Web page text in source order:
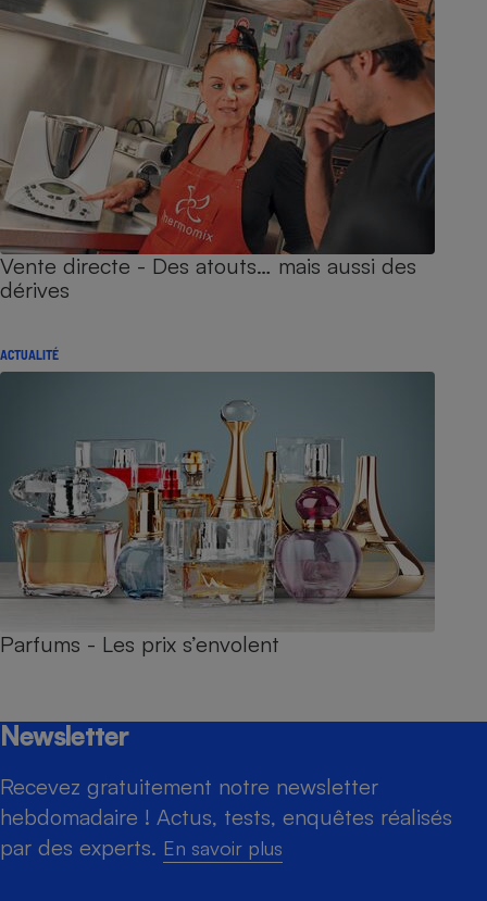
Vente directe - Des atouts… mais aussi des
dérives
ACTUALITÉ
Parfums - Les prix s’envolent
Newsletter
Recevez gratuitement notre newsletter
hebdomadaire ! Actus, tests, enquêtes réalisés
par des experts. En savoir plus